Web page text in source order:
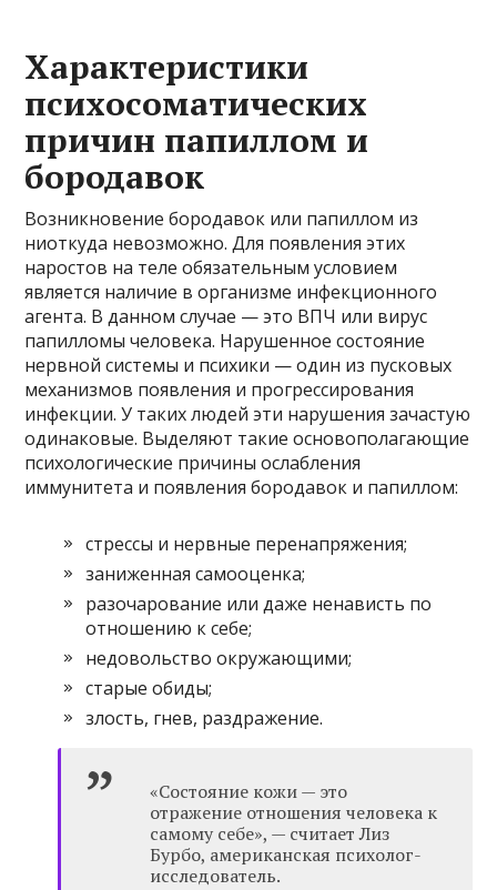
Характеристики
психосоматических
причин папиллом и
бородавок
Возникновение бородавок или папиллом из
ниоткуда невозможно. Для появления этих
наростов на теле обязательным условием
является наличие в организме инфекционного
агента. В данном случае — это ВПЧ или вирус
папилломы человека. Нарушенное состояние
нервной системы и психики — один из пусковых
механизмов появления и прогрессирования
инфекции. У таких людей эти нарушения зачастую
одинаковые. Выделяют такие основополагающие
психологические причины ослабления
иммунитета и появления бородавок и папиллом:
стрессы и нервные перенапряжения;
заниженная самооценка;
разочарование или даже ненависть по
отношению к себе;
недовольство окружающими;
старые обиды;
злость, гнев, раздражение.
«Состояние кожи — это
отражение отношения человека к
самому себе», — считает Лиз
Бурбо, американская психолог-
исследователь.